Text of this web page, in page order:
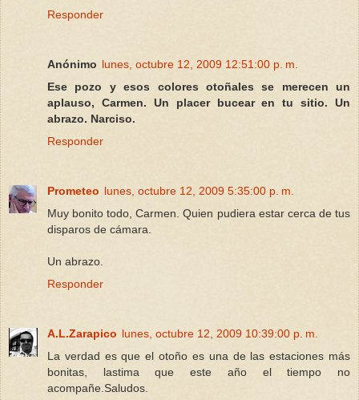
Responder
Anónimo lunes, octubre 12, 2009 12:51:00 p. m.
Ese pozo y esos colores otoñales se merecen un
aplauso, Carmen. Un placer bucear en tu sitio. Un
abrazo. Narciso.
Responder
Prometeo lunes, octubre 12, 2009 5:35:00 p. m.
Muy bonito todo, Carmen. Quien pudiera estar cerca de tus
disparos de cámara.
Un abrazo.
Responder
A.L.Zarapico lunes, octubre 12, 2009 10:39:00 p. m.
La verdad es que el otoño es una de las estaciones más
bonitas, lastima que este año el tiempo no
acompañe.Saludos.